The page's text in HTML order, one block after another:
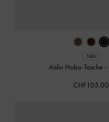
NEU
Aislin Hobo-Tasche -
CHF105.00